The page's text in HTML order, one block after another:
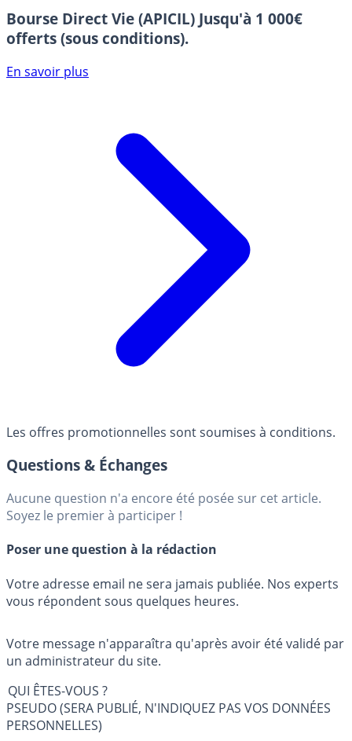
Bourse Direct Vie (APICIL) Jusqu'à 1 000€
offerts (sous conditions).
En savoir plus
Les offres promotionnelles sont soumises à conditions.
Questions & Échanges
Aucune question n'a encore été posée sur cet article.
Soyez le premier à participer !
Poser une question à la rédaction
Votre adresse email ne sera jamais publiée. Nos experts
vous répondent sous quelques heures.
Votre message n'apparaîtra qu'après avoir été validé par
un administrateur du site.
QUI ÊTES-VOUS ?
PSEUDO (SERA PUBLIÉ, N'INDIQUEZ PAS VOS DONNÉES
PERSONNELLES)